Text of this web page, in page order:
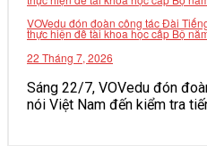
VOVedu đón đoàn công tác Đài
thực hiện đề tài khoa học cấp Bộ
22 Tháng 7, 2026
Sáng 22/7, VOVedu đón
nói Việt Nam đến kiểm tra